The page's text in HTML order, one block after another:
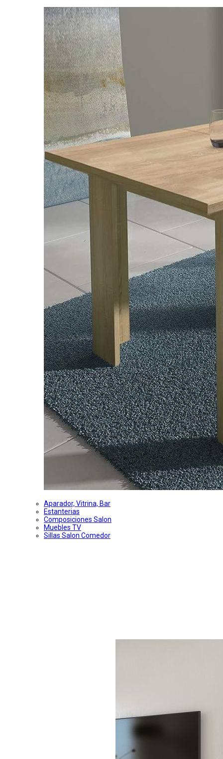
Aparador, Vitrina, Bar
Estanterias
Composiciones Salon
Muebles TV
Sillas Salon Comedor